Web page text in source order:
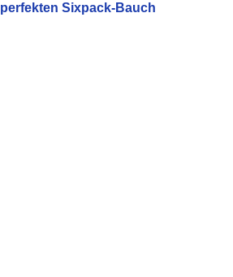
perfekten Sixpack-Bauch